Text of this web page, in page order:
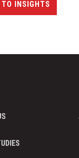
INSIGHTS